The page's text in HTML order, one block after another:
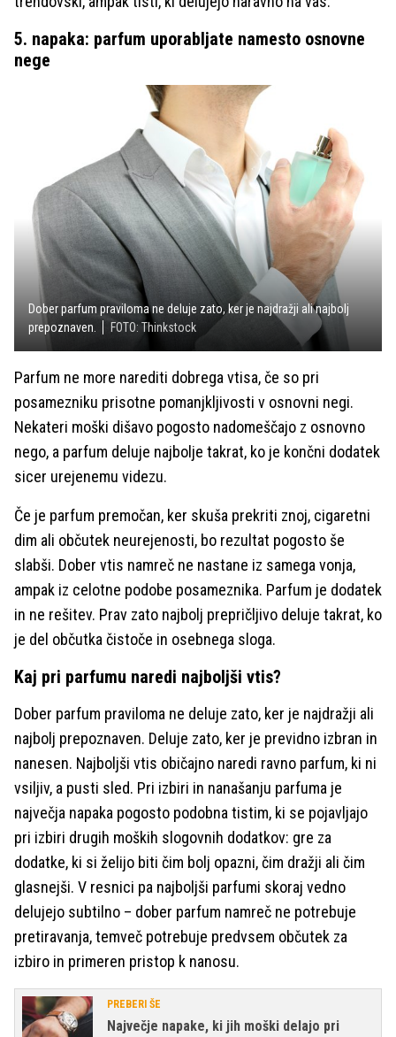
5. napaka: parfum uporabljate namesto osnovne
nege
Dober parfum praviloma ne deluje zato, ker je najdražji ali najbolj
prepoznaven.
FOTO: Thinkstock
Parfum ne more narediti dobrega vtisa, če so pri
posamezniku prisotne pomanjkljivosti v osnovni negi.
Nekateri moški dišavo pogosto nadomeščajo z osnovno
nego, a parfum deluje najbolje takrat, ko je končni dodatek
sicer urejenemu videzu.
Če je parfum premočan, ker skuša prekriti znoj, cigaretni
dim ali občutek neurejenosti, bo rezultat pogosto še
slabši. Dober vtis namreč ne nastane iz samega vonja,
ampak iz celotne podobe posameznika. Parfum je dodatek
in ne rešitev. Prav zato najbolj prepričljivo deluje takrat, ko
je del občutka čistoče in osebnega sloga.
Kaj pri parfumu naredi najboljši vtis?
Dober parfum praviloma ne deluje zato, ker je najdražji ali
najbolj prepoznaven. Deluje zato, ker je previdno izbran in
nanesen. Najboljši vtis običajno naredi ravno parfum, ki ni
vsiljiv, a pusti sled. Pri izbiri in nanašanju parfuma je
največja napaka pogosto podobna tistim, ki se pojavljajo
pri izbiri drugih moških slogovnih dodatkov: gre za
dodatke, ki si želijo biti čim bolj opazni, čim dražji ali čim
glasnejši. V resnici pa najboljši parfumi skoraj vedno
delujejo subtilno – dober parfum namreč ne potrebuje
pretiravanja, temveč potrebuje predvsem občutek za
izbiro in primeren pristop k nanosu.
PREBERI ŠE
Največje napake, ki jih moški delajo pri